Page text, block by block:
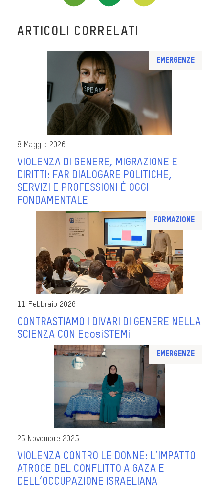
ARTICOLI CORRELATI
Emergenze
8 Maggio 2026
VIOLENZA DI GENERE, MIGRAZIONE E
DIRITTI: FAR DIALOGARE POLITICHE,
SERVIZI E PROFESSIONI È OGGI
FONDAMENTALE
Formazione
11 Febbraio 2026
CONTRASTIAMO I DIVARI DI GENERE NELLA
SCIENZA CON EcosiSTEMi
Emergenze
25 Novembre 2025
VIOLENZA CONTRO LE DONNE: L’IMPATTO
ATROCE DEL CONFLITTO A GAZA E
DELL’OCCUPAZIONE ISRAELIANA